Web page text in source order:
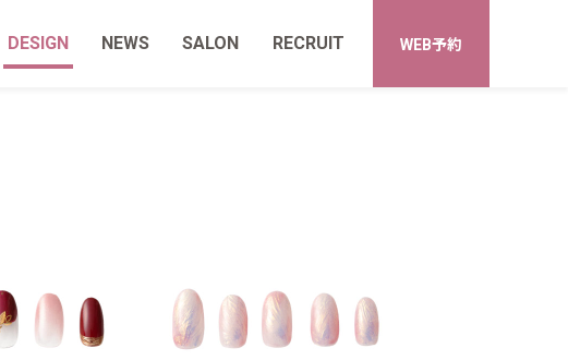
DESIGN NEWS SALON RECRUIT WEB予約